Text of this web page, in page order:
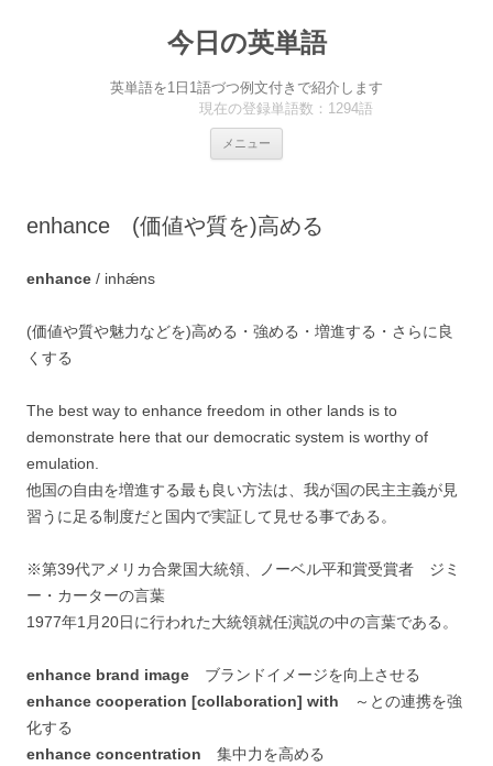
今日の英単語
英単語を1日1語づつ例文付きで紹介します
現在の登録単語数：1294語
メニュー
ス
enhance (価値や質を)高める
enhance / inhǽns
(価値や質や魅力などを)高める・強める・増進する・さらに良
くする
The best way to enhance freedom in other lands is to
demonstrate here that our democratic system is worthy of
emulation.
他国の自由を増進する最も良い方法は、我が国の民主主義が見
習うに足る制度だと国内で実証して見せる事である。
※第39代アメリカ合衆国大統領、ノーベル平和賞受賞者 ジミ
ー・カーターの言葉
1977年1月20日に行われた大統領就任演説の中の言葉である。
enhance brand image ブランドイメージを向上させる
enhance cooperation [collaboration] with ～との連携を強
化する
enhance concentration 集中力を高める